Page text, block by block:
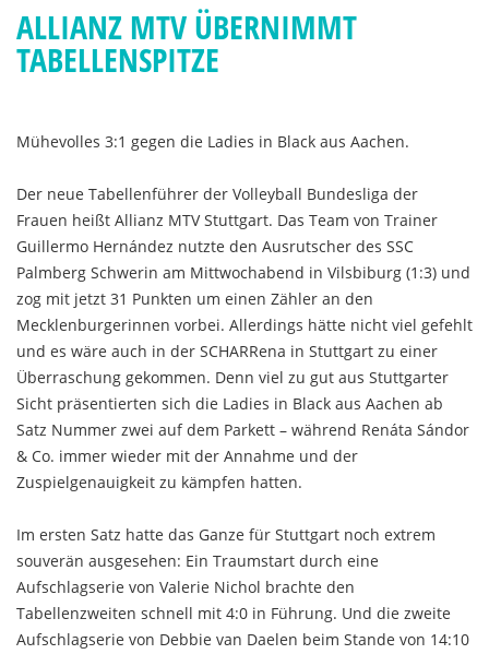
ALLIANZ MTV ÜBERNIMMT
TABELLENSPITZE
Mühevolles 3:1 gegen die Ladies in Black aus Aachen.
Der neue Tabellenführer der Volleyball Bundesliga der
Frauen heißt Allianz MTV Stuttgart. Das Team von Trainer
Guillermo Hernández nutzte den Ausrutscher des SSC
Palmberg Schwerin am Mittwochabend in Vilsbiburg (1:3) und
zog mit jetzt 31 Punkten um einen Zähler an den
Mecklenburgerinnen vorbei. Allerdings hätte nicht viel gefehlt
und es wäre auch in der SCHARRena in Stuttgart zu einer
Überraschung gekommen. Denn viel zu gut aus Stuttgarter
Sicht präsentierten sich die Ladies in Black aus Aachen ab
Satz Nummer zwei auf dem Parkett – während Renáta Sándor
& Co. immer wieder mit der Annahme und der
Zuspielgenauigkeit zu kämpfen hatten.
Im ersten Satz hatte das Ganze für Stuttgart noch extrem
souverän ausgesehen: Ein Traumstart durch eine
Aufschlagserie von Valerie Nichol brachte den
Tabellenzweiten schnell mit 4:0 in Führung. Und die zweite
Aufschlagserie von Debbie van Daelen beim Stande von 14:10